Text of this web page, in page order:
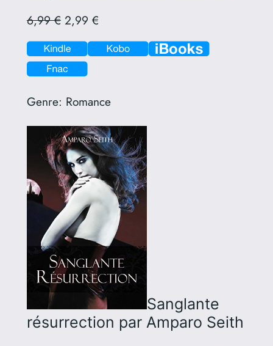
6,99 €2,99 €
Genre: Romance
Sanglante
résurrection par Amparo Seith